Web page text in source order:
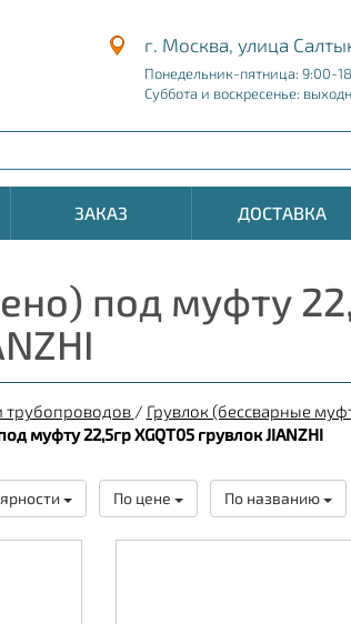
г. Москва, улица
Понедельник-пятница: 9:00-
Суббота и воскресенье:
ЗАКАЗ ДОСТАВКА
под муфту
трубопроводов / Грувлок (бессварные
муфту 22,5гр XGQT05 грувлок JIANZHI
По цене По названию